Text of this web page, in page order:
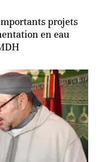
projets
en eau